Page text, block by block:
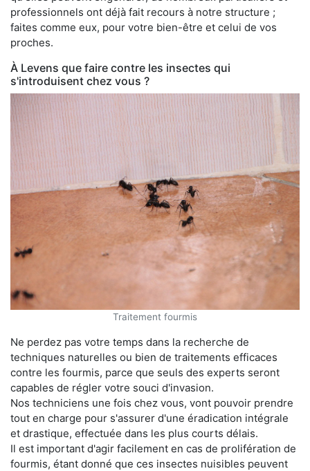
professionnels ont déjà fait recours à notre structure ;
faites comme eux, pour votre bien-être et celui de vos
proches.
À Levens que faire contre les insectes qui
s'introduisent chez vous ?
Traitement fourmis
Ne perdez pas votre temps dans la recherche de
techniques naturelles ou bien de traitements efficaces
contre les fourmis, parce que seuls des experts seront
capables de régler votre souci d'invasion.
Nos techniciens une fois chez vous, vont pouvoir prendre
tout en charge pour s'assurer d'une éradication intégrale
et drastique, effectuée dans les plus courts délais.
Il est important d'agir facilement en cas de prolifération de
fourmis, étant donné que ces insectes nuisibles peuvent